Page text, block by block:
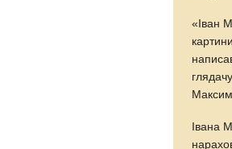
«Іван
Івана